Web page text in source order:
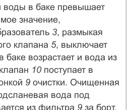
воды в баке превышает
значение,
3, размыкая
клапана 5, выключает
баке возрастает и вода из
10поступает в
9очистки. Очищенная
вода под
из фильтра 9за борт,